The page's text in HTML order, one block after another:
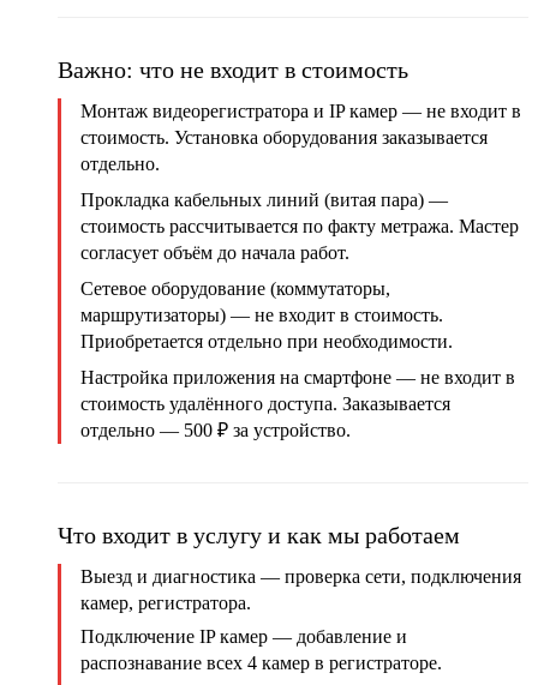
Важно: что не входит в стоимость
Монтаж видеорегистратора и IP камер — не входит в
стоимость. Установка оборудования заказывается
отдельно.
Прокладка кабельных линий (витая пара) —
стоимость рассчитывается по факту метража. Мастер
согласует объём до начала работ.
Сетевое оборудование (коммутаторы,
маршрутизаторы) — не входит в стоимость.
Приобретается отдельно при необходимости.
Настройка приложения на смартфоне — не входит в
стоимость удалённого доступа. Заказывается
отдельно — 500 ₽ за устройство.
Что входит в услугу и как мы работаем
Выезд и диагностика — проверка сети, подключения
камер, регистратора.
Подключение IP камер — добавление и
распознавание всех 4 камер в регистраторе.